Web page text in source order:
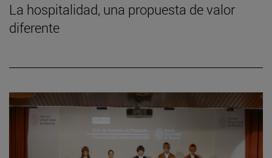
La hospitalidad, una propuesta de valor
diferente